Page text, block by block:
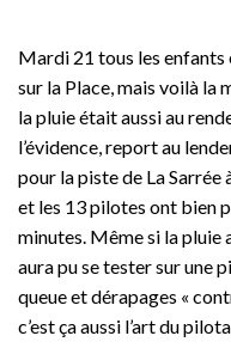
Mardi 21 tous les enfants
sur la Place, mais voilà la
la pluie était aussi au
l’évidence, report au
pour la piste de La Sarrée
et les 13 pilotes ont bien
minutes. Même si la pluie
aura pu se tester sur une
queue et dérapages «
c’est ça aussi l’art du